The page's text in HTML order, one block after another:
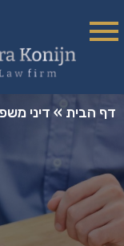
דף הבית» דיני